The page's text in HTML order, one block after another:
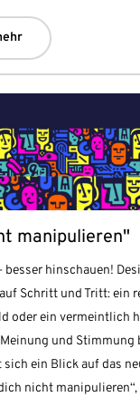
manipulieren"
besser hinschauen!
Schritt und Tritt: ein
oder ein vermeintlich
und Stimmung
sich ein Blick auf das
nicht